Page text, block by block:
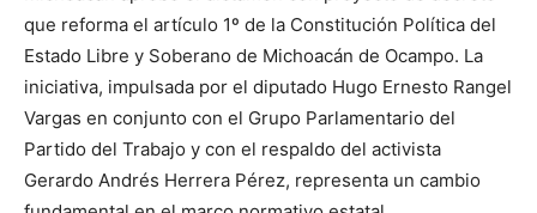
que reforma el artículo 1º de la Constitución Política del
Estado Libre y Soberano de Michoacán de Ocampo. La
iniciativa, impulsada por el diputado Hugo Ernesto Rangel
Vargas en conjunto con el Grupo Parlamentario del
Partido del Trabajo y con el respaldo del activista
Gerardo Andrés Herrera Pérez, representa un cambio